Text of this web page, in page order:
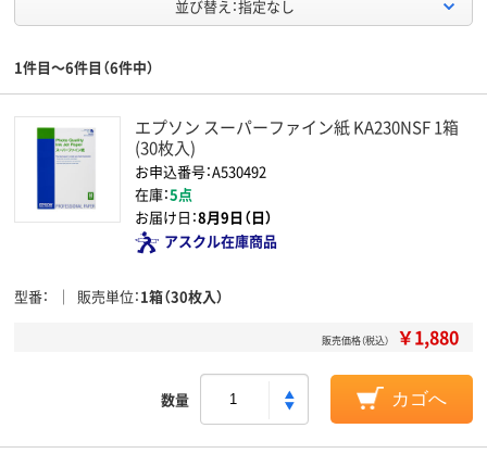
並び替え：指定なし
1件目～6件目（6件中）
エプソン スーパーファイン紙 KA230NSF 1箱
(30枚入)
お申込番号：A530492
在庫：5点
お届け日：8月9日（日）
アスクル在庫商品
型番 販売単位 1箱（30枚入）
販売価格（税込） ￥1,880
数量 カゴへ